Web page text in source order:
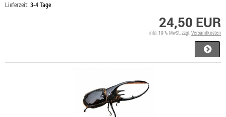
Lieferzeit: 3-4 Tage
24,50 EUR
inkl. 19 % MwSt. zzgl.Versandkosten